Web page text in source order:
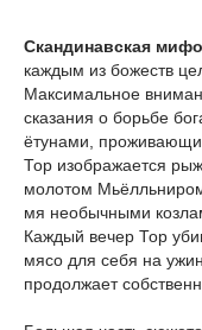
Скандинавская
каждым из божеств
Максимальное
сказания о борьбе
ётунами,
Тор изображается
молотом
мя необычными
Каждый вечер Тор
мясо для себя на
продолжает